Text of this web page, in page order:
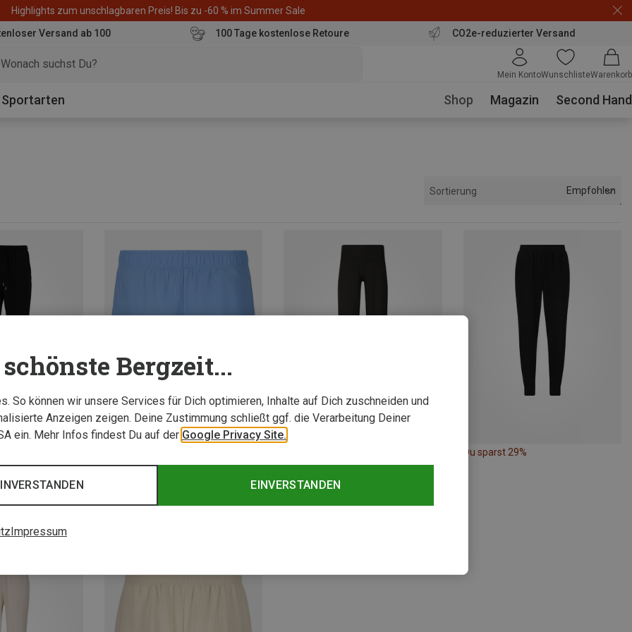
Highlights zum unschlagbaren Preis! Bis zu -60 % im Summer Sale
Versand ab 100
100 Tage kostenlose Retoure CO2e-reduzierter Versand
Mein KontoWunschlisteWarenkorb
Sportarten Shop Magazin Second Hand
Sortierung Empfohlen
Freizeithosen
XL
XXL
Du sparst 29%
Bergzeit...
So können wir unsere Services für Dich optimieren, Inhalte auf Dich zuschneiden und
Anzeigen zeigen. Deine Zustimmung schließt ggf. die Verarbeitung Deiner
ein. Mehr Infos findest Du auf der Google Privacy Site.
EINVERSTANDEN
Impressum